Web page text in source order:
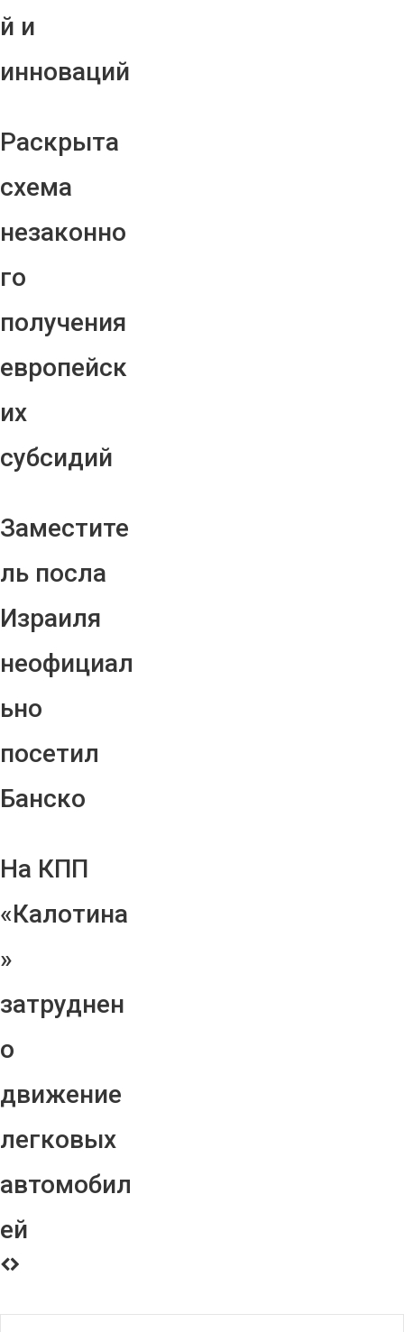
й и
инноваций
Раскрыта
схема
незаконно
го
получения
европейск
их
субсидий
Заместите
ль посла
Израиля
неофициал
ьно
посетил
Банско
На КПП
«Калотина
»
затруднен
о
движение
легковых
автомобил
ей